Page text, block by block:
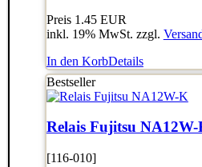
Preis 1.45 EUR
inkl. 19% MwSt. zzgl.
In den KorbDetails
Bestseller
Relais Fujitsu
[116-010]